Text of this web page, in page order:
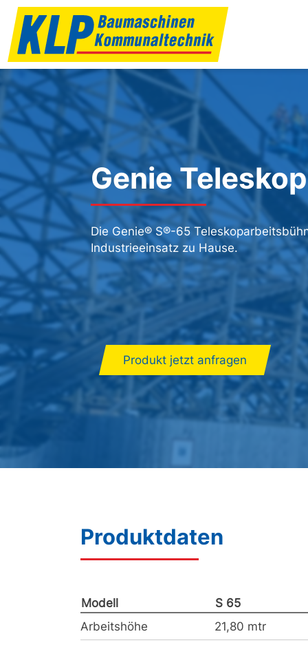
Genie
Die Genie® S®-65
Industrieeinsatz zu Hause.
Produkt jetzt anfragen
Produktdaten
Modell S 65
Arbeitshöhe
21,80 mtr